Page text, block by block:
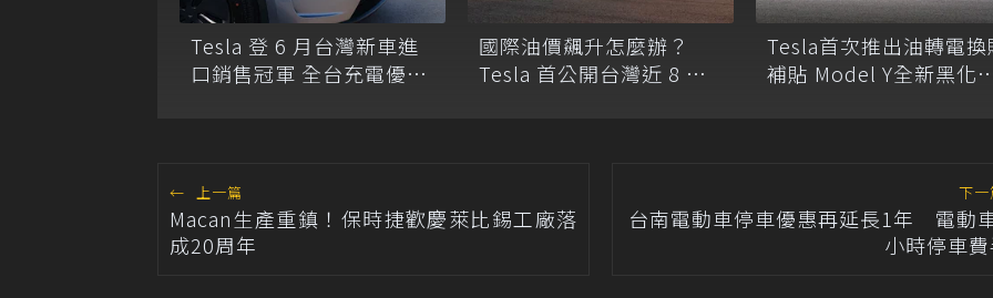
Tesla 登 6 月台灣新車進
口銷售冠軍 全台充電優惠
國際油價飆升怎麼辦？
Tesla 首公開台灣近 8 萬
Tesla首次推出油轉電換
補貼 Model Y全新黑化
← 上一篇
Macan生產重鎮！保時捷歡慶萊比錫工廠落
成20周年
下
台南電動車停車優惠再延長1年 電動
小時停車